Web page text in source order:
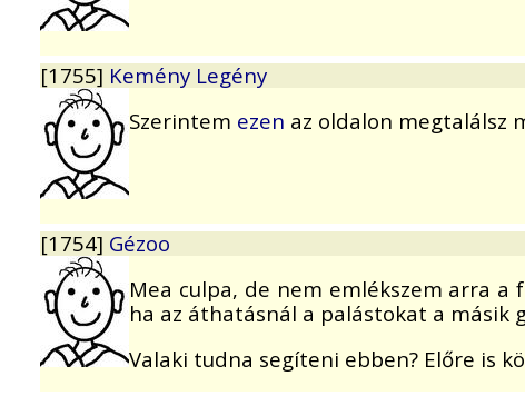
[1755] Kemény Legény
Szerintem ezen az oldalon megtalálsz
[1754] Gézoo
Mea culpa, de nem emlékszem arra
ha az áthatásnál a palástokat a másik
Valaki tudna segíteni ebben? Előre is